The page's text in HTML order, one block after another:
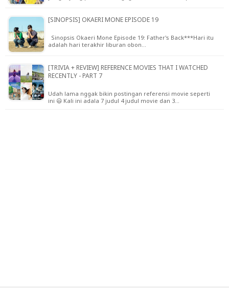
[SINOPSIS] OKAERI MONE EPISODE 19
Sinopsis Okaeri Mone Episode 19: Father's Back***Hari itu
adalah hari terakhir liburan obon…
[TRIVIA + REVIEW] REFERENCE MOVIES THAT I WATCHED
RECENTLY - PART 7
Udah lama nggak bikin postingan referensi movie seperti
ini 😃 Kali ini adala 7 judul 4 judul movie dan 3…